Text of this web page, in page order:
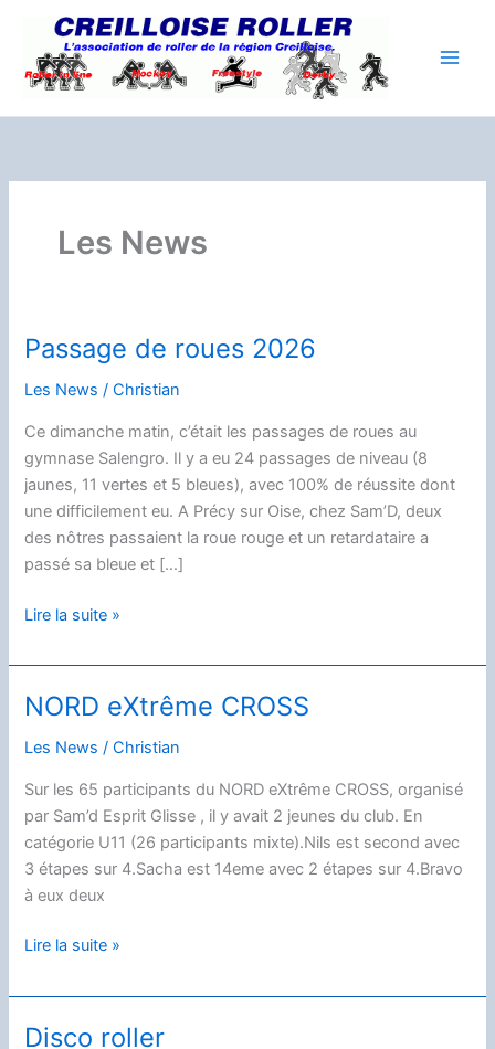
contenu
Les News
Passage de roues 2026
Les News /Christian
Ce dimanche matin, c’était les passages de roues au
gymnase Salengro. Il y a eu 24 passages de niveau (8
jaunes, 11 vertes et 5 bleues), avec 100% de réussite dont
une difficilement eu. A Précy sur Oise, chez Sam’D, deux
des nôtres passaient la roue rouge et un retardataire a
passé sa bleue et […]
Passage
roues
2026
Lire la suite »
NORD eXtrême CROSS
Les News /Christian
Sur les 65 participants du NORD eXtrême CROSS, organisé
par Sam’d Esprit Glisse , il y avait 2 jeunes du club. En
catégorie U11 (26 participants mixte).Nils est second avec
3 étapes sur 4.Sacha est 14eme avec 2 étapes sur 4.Bravo
à eux deux
NORD
CROSS
Lire la suite »
Disco roller